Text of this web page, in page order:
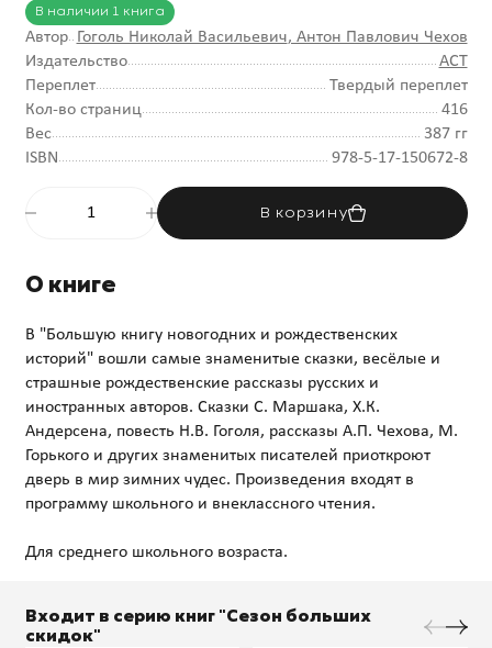
В наличии 1 книга
Автор Гоголь Николай Васильевич, Антон Павлович Чехов
Издательство
АСТ
Переплет
Твердый переплет
Кол-во страниц
416
Вес
387 гг
ISBN
978-5-17-150672-8
В корзину
О книге
В "Большую книгу новогодних и рождественских
историй" вошли самые знаменитые сказки, весёлые и
страшные рождественские рассказы русских и
иностранных авторов. Сказки С. Маршака, Х.К.
Андерсена, повесть Н.В. Гоголя, рассказы А.П. Чехова, М.
Горького и других знаменитых писателей приоткроют
дверь в мир зимних чудес. Произведения входят в
программу школьного и внеклассного чтения.
Входит в серию книг "Сезон больших
скидок"